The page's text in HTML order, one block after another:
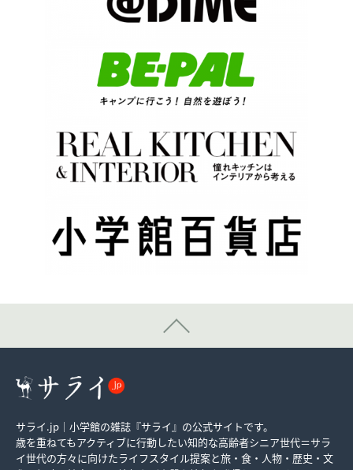
サライ.jp｜小学館の雑誌『サライ』の公式サイトです。
歳を重ねてもアクティブに行動したい知的な高齢者シニア世代＝サラ
イ世代の方々に向けたライフスタイル提案と旅・食・人物・歴史・文